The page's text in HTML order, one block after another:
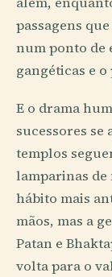
passagens
num ponto de
gangéticas e
E o drama
sucessores se
templos
lamparinas de
hábito mais
mãos, mas a
Patan e
volta para o